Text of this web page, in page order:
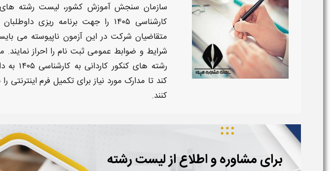
سازمان سنجش آموزش کشور،لیست رشته های
کارشناسی ۱۴۰۵
را جهت برنامه‌ ریزی
متقاضیان شرکت در اینآزمون ناپیوسته می‌
شرایط و ضوابط عمومی ثبت نام را احراز نمایند.
رشته های کنکور کاردانی به کارشناسی ۱۴۰۵
به
کند تا مدارک مورد نیاز برای تکمیل فرم اینترنتی
کنند.
برای مشاوره و اطلاع از لیست رشته